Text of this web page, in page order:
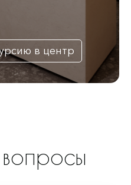
в центр